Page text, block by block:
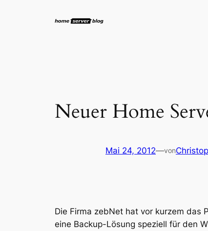
Neuer Home
Mai 24, 2012—von
Die Firma zebNet hat vor kurzem das
eine Backup-Lösung speziell für den